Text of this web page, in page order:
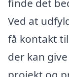
finde det
Ved at
få kontakt
der kan